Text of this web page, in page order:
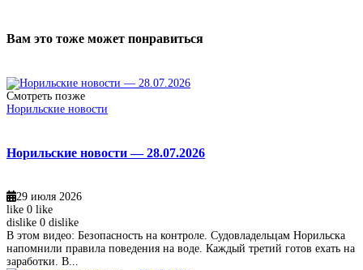
Вам это тоже может понравиться
Смотреть позже
Норильские новости
Норильские новости — 28.07.2026
29 июля 2026
like 0 like
dislike 0 dislike
В этом видео: Безопасность на контроле. Судовладельцам Норильска
напомнили правила поведения на воде. Каждый третий готов ехать на
заработки. В...